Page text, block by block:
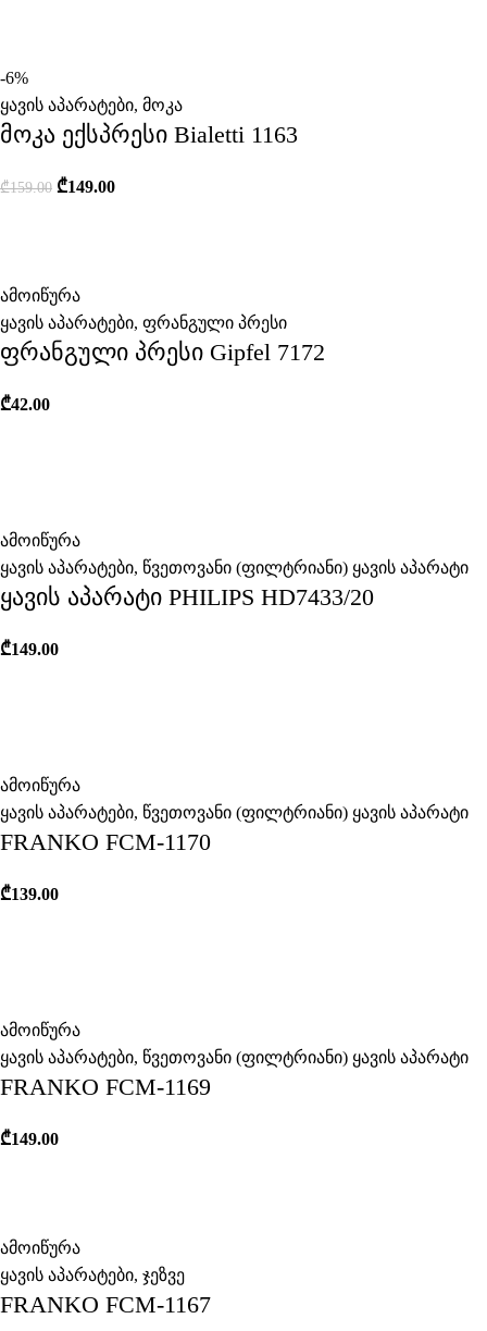
-6%
ყავის აპარატები, მოკა
მოკა ექსპრესი Bialetti 1163
₾159.00 ₾149.00
ამოიწურა
ყავის აპარატები, ფრანგული პრესი
ფრანგული პრესი Gipfel 7172
₾42.00
ამოიწურა
ყავის აპარატები, წვეთოვანი (ფილტრიანი) ყავის აპარატი
ყავის აპარატი PHILIPS HD7433/20
₾149.00
ამოიწურა
ყავის აპარატები, წვეთოვანი (ფილტრიანი) ყავის აპარატი
FRANKO FCM-1170
₾139.00
ამოიწურა
ყავის აპარატები, წვეთოვანი (ფილტრიანი) ყავის აპარატი
FRANKO FCM-1169
₾149.00
ამოიწურა
ყავის აპარატები, ჯეზვე
FRANKO FCM-1167